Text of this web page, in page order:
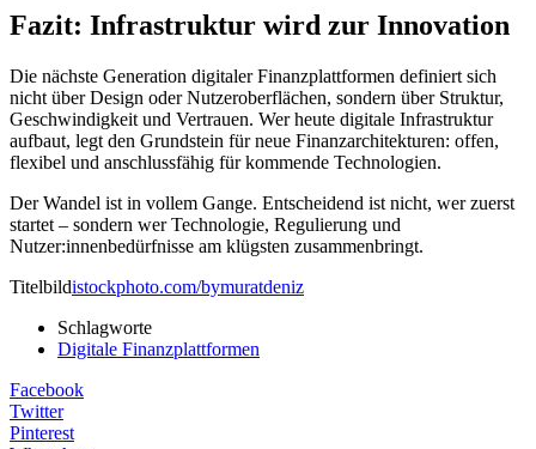
Fazit: Infrastruktur wird zur Innovation
Die nächste Generation digitaler Finanzplattformen definiert sich
nicht über Design oder Nutzeroberflächen, sondern über Struktur,
Geschwindigkeit und Vertrauen. Wer heute digitale Infrastruktur
aufbaut, legt den Grundstein für neue Finanzarchitekturen: offen,
flexibel und anschlussfähig für kommende Technologien.
Der Wandel ist in vollem Gange. Entscheidend ist nicht, wer zuerst
startet – sondern wer Technologie, Regulierung und
Nutzer:innenbedürfnisse am klügsten zusammenbringt.
Titelbildistockphoto.com/bymuratdeniz
Schlagworte
Digitale Finanzplattformen
Facebook
Twitter
Pinterest